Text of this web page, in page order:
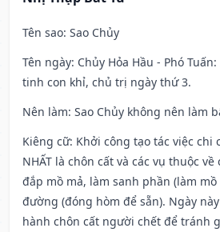
Tên sao: Sao Chủy
Tên ngày: Chủy Hỏa Hầu - Phó
tinh con khỉ, chủ trị ngày thứ 3.
Nên làm: Sao Chủy không nên làm
Kiêng cữ: Khởi công tạo tác việc chi
NHẤT là chôn cất và các vụ thuộc
đắp mồ mả, làm sanh phần (làm
đường (đóng hòm để sẵn). Ngày
hành chôn cất người chết để tránh